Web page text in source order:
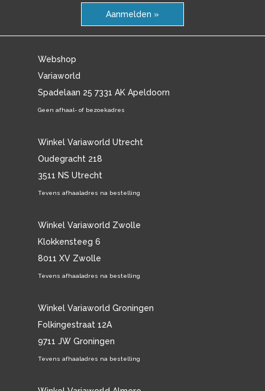
Aanmelden »
Webshop
Variaworld
Spadelaan 25 7331 AK Apeldoorn
Geen afhaal- of bezoekadres
Winkel Variaworld Utrecht
Oudegracht 218
3511 NS Utrecht
Tevens afhaaladres na bestelling
Winkel Variaworld Zwolle
Klokkensteeg 6
8011 XV Zwolle
Tevens afhaaladres na bestelling
Winkel Variaworld Groningen
Folkingestraat 12A
9711 JW Groningen
Tevens afhaaladres na bestelling